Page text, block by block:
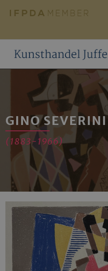
GINO SEVERINI
(1883-1966)